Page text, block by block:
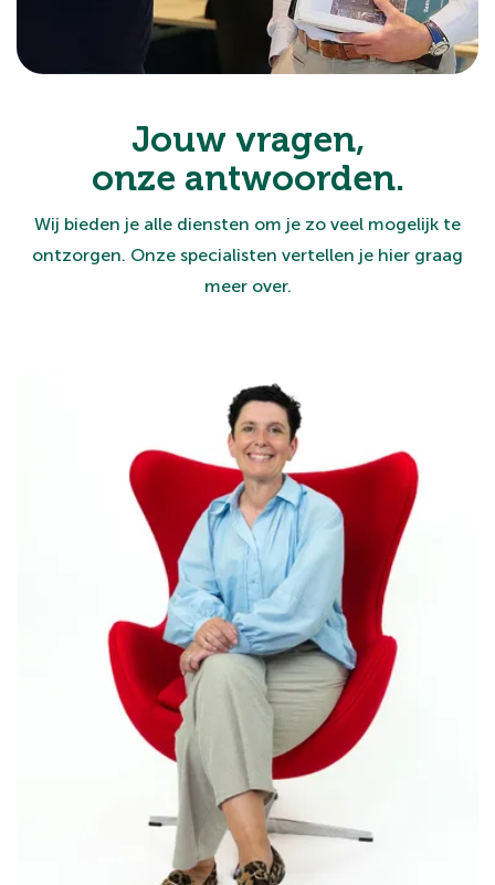
Jouw vragen,
onze antwoorden.
Wij bieden je alle diensten om je zo veel mogelijk te
ontzorgen. Onze specialisten vertellen je hier graag
meer over.